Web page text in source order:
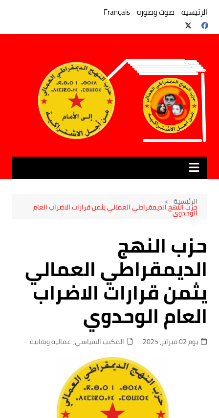
المحتوى
الرئيسية صوت وصورة Français
الرئيسية
حزب النهج الديمقراطي العمالي يثمن قرارات الاضراب العام
الوحدوي
حزب النهج
الديمقراطي العمالي
يثمن قرارات الاضراب
العام الوحدوي
يوم 02 فبراير، 2025 المكتب السياسي,عمالية ونقابية